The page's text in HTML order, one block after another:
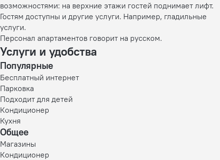
возможностями: на верхние этажи гостей поднимает лифт.
Гостям доступны и другие услуги. Например, гладильные
услуги.
Персонал апартаментов говорит на русском.
Услуги и удобства
Популярные
Бесплатный интернет
Парковка
Подходит для детей
Кондиционер
Кухня
Общее
Магазины
Кондиционер